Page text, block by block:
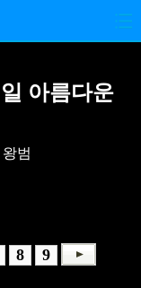
아름다운
왕범
8 9